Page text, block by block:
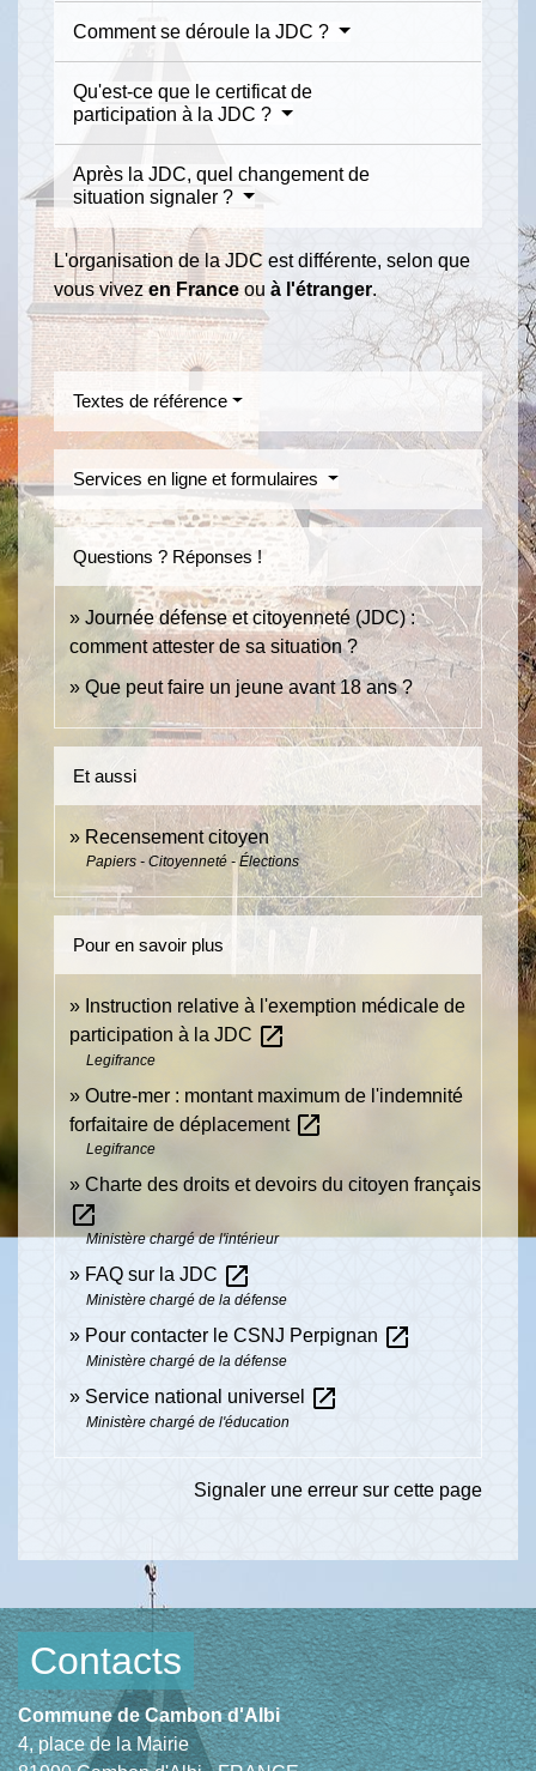
Comment se déroule la JDC ?
Qu'est-ce que le certificat de
participation à la JDC ?
Après la JDC, quel changement de
situation signaler ?
L'organisation de la JDC est différente, selon que
vous vivezen Franceou à l'étranger.
Textes de référence
Services en ligne et formulaires
Questions ? Réponses !
Journée défense et citoyenneté (JDC) :
comment attester de sa situation ?
Que peut faire un jeune avant 18 ans ?
Et aussi
Recensement citoyen
Papiers - Citoyenneté - Élections
Pour en savoir plus
Instruction relative à l'exemption médicale de
participation à la JDC open_in_new
Legifrance
Outre-mer : montant maximum de l'indemnité
forfaitaire de déplacement open_in_new
Legifrance
Charte des droits et devoirs du citoyen français
open_in_new
Ministère chargé de l'intérieur
FAQ sur la JDC open_in_new
Ministère chargé de la défense
Pour contacter le CSNJ Perpignan open_in_new
Ministère chargé de la défense
Service national universel open_in_new
Ministère chargé de l'éducation
Signaler une erreur sur cette page
Contacts
Commune de Cambon d'Albi
4, place de la Mairie